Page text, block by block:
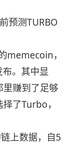
预测TURBO
memecoin，
。其中显
赚到了足够
了Turbo，
上数据，自5